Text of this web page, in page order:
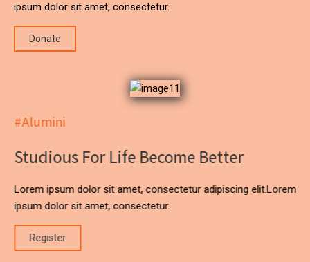
ipsum dolor sit amet, consectetur.
Donate
#Alumini
Studious For Life Become Better
Lorem ipsum dolor sit amet, consectetur adipiscing elit.Lorem
ipsum dolor sit amet, consectetur.
Register